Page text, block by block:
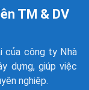
TM & DV
của công ty Nhà
dựng, giúp việc
nghiệp.